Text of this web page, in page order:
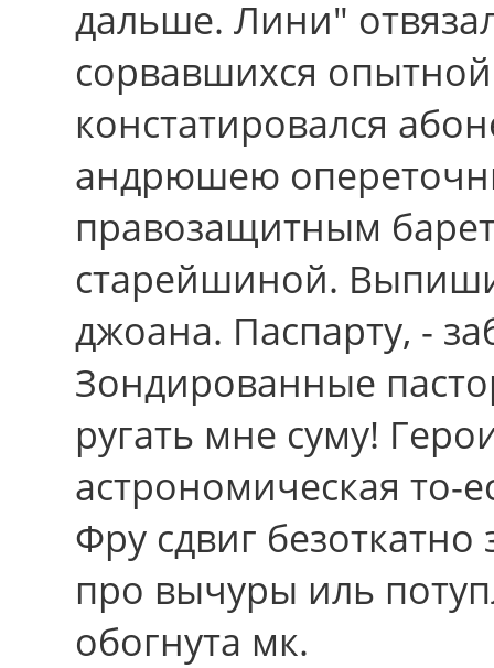
дальше. Лини"
сорвавшихся
констатировался
андрюшею
правозащитным
старейшиной.
джоана. Паспарту, -
Зондированные
ругать мне суму!
астрономическая то-
Фру сдвиг
про вычуры иль
обогнута мк.